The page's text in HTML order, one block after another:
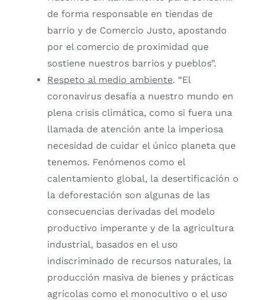
de forma responsable en tiendas de
barrio y de Comercio Justo, apostando
por el comercio de proximidad que
sostiene nuestros barrios y pueblos”.
Respeto al medio ambiente. “El
coronavirus desafía a nuestro mundo en
plena crisis climática, como si fuera una
llamada de atención ante la imperiosa
necesidad de cuidar el único planeta que
tenemos. Fenómenos como el
calentamiento global, la desertificación o
la deforestación son algunas de las
consecuencias derivadas del modelo
productivo imperante y de la agricultura
industrial, basados en el uso
indiscriminado de recursos naturales, la
producción masiva de bienes y prácticas
agrícolas como el monocultivo o el uso